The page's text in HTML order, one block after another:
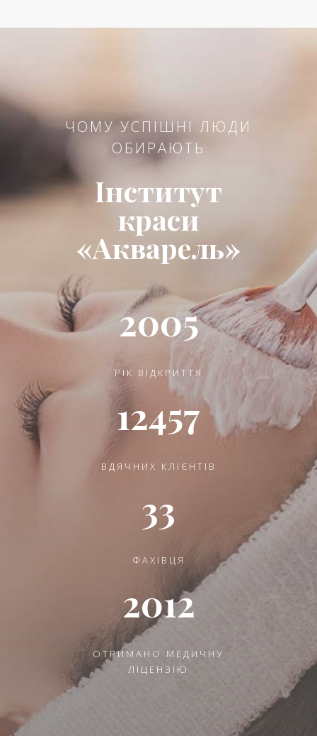
ЧОМУ УСПІШНІ ЛЮДИ
ОБИРАЮТЬ
Інститут
краси
«Акварель»
2005
РІК ВІДКРИТТЯ
12457
ВДЯЧНИХ КЛІЄНТІВ
33
ФАХІВЦЯ
2012
ОТРИМАНО МЕДИЧНУ
ЛІЦЕНЗІЮ